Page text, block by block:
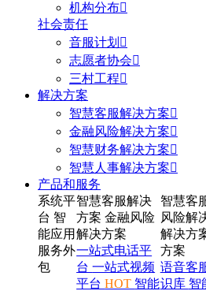
机构分布
社会责任
音服计划 
志愿者协会
三村工程
解决方案
智慧客服解决方案
金融风险解决方案
智慧财务解决方案
智慧人事解决方案
产品和服务
系统平
台 智
能应用
服务外
包
智慧客服解决
方案 金融风险
解决方案
一站式电话平
台一站式视频
平台HOT 智能
智慧客
风险解
解决方
方案
语音客
识库 智